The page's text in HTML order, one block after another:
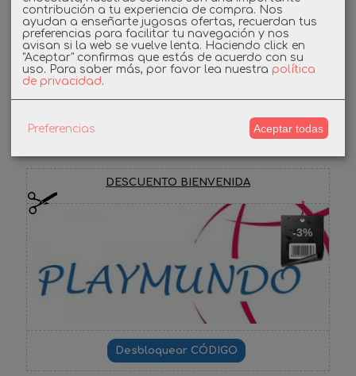
Linkedin
Instagram
Facebook
DESCUENTO BIENVENIDA
-3%
contribución a tu experiencia de compra. Nos
ayudan a enseñarte jugosas ofertas, recuerdan tus
preferencias para facilitar tu navegación y nos
avisan si la web se vuelve lenta. Haciendo click en
"Aceptar" confirmas que estás de acuerdo con su
uso. Para saber más, por favor lea nuestra política
de privacidad.
Preferencias Aceptar todas